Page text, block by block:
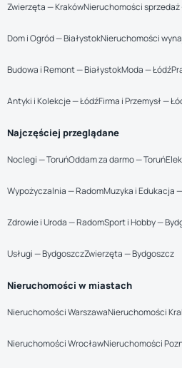
Zwierzęta — KrakówNieruchomości sprzedaż
Dom i Ogród — BiałystokNieruchomości
Budowa i Remont — BiałystokModa — Łódź
Antyki i Kolekcje — ŁódźFirma i Przemysł —
Najczęściej przeglądane
Noclegi — ToruńOddam za darmo — Toruń
Wypożyczalnia — RadomMuzyka i Edukacja
Zdrowie i Uroda — RadomSport i Hobby —
Usługi — BydgoszczZwierzęta — Bydgoszcz
Nieruchomości w miastach
Nieruchomości WarszawaNieruchomości
Nieruchomości WrocławNieruchomości